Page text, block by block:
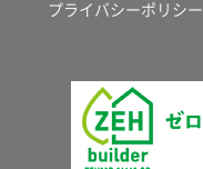
プライバシーポリシー